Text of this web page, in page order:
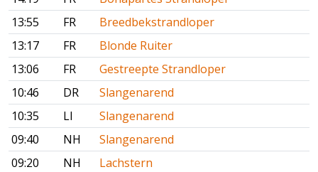
13:55
FR
Breedbekstrandloper
13:17
FR
Blonde Ruiter
13:06
FR
Gestreepte Strandloper
10:46
DR
Slangenarend
10:35
LI
Slangenarend
09:40
NH
Slangenarend
09:20
NH
Lachstern